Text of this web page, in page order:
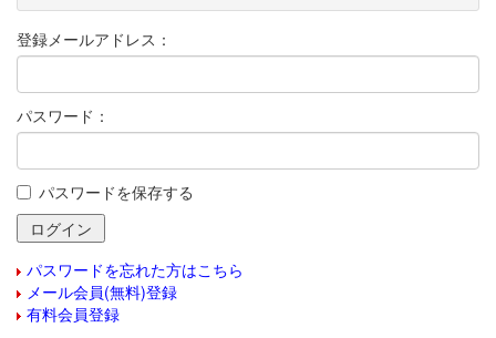
登録メールアドレス：
パスワード：
パスワードを保存する
パスワードを忘れた方はこちら
メール会員(無料)登録
有料会員登録